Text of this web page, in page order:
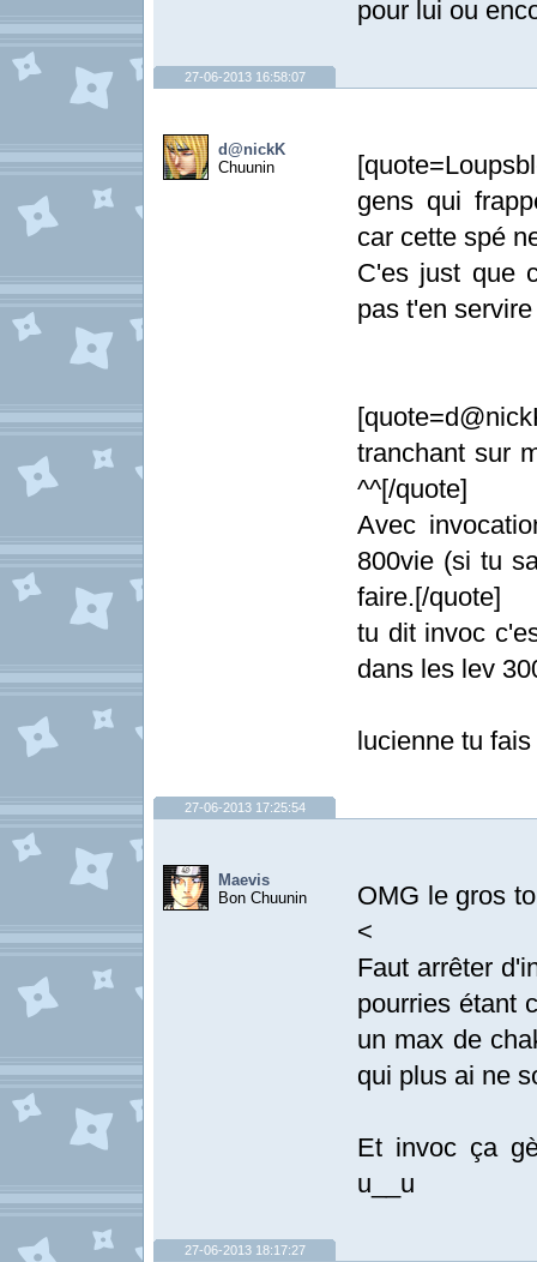
pour lui ou
27-06-2013 16:58:07
d@nickK
Chuunin
gens qui
car cette spé
C'es just que
pas t'en
tranchant sur
^^[/quote]
Avec
800vie (si tu
faire.[/quote]
tu dit invoc
dans les lev
lucienne tu
27-06-2013 17:25:54
Maevis
Bon Chuunin
OMG le gros
<
Faut arrêter
pourries étant
un max de
qui plus ai ne
Et invoc ça
u__u
27-06-2013 18:17:27